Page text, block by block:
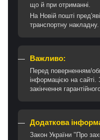
що й при отриманні.
На Новій пошті
транспортну накладну.
Важливо:
Перед поверненням/
інформацією на сайті.
закінчення
Додаткова
Закон України "Про